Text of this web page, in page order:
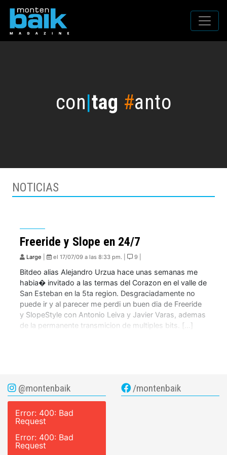
con|tag #anto
NOTICIAS
Freeride y Slope en 24/7
Large el 17/07/09 a las 8:33 pm. | 9 |
Bitdeo alias Alejandro Urzua hace unas semanas me
habia� invitado a las termas del Corazon en el valle de
San Esteban en la 5ta region. Desgraciadamente no
puede ir y al parecer me perdi un buen dia de Freeride
y SlopeStyle con Antonio Leiva y Javier Varas, ademas
de la permanente transmicion de multiples bits. […]
@montenbaik
Error: 400: Bad
Request
Error: 400: Bad
Request
/montenbaik